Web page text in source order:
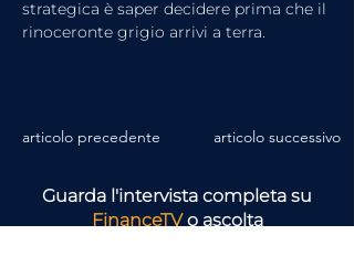
strategica è saper decidere prima che il
rinoceronte grigio arrivi a terra.
articolo precedente articolo successivo
Guarda l'intervista completa su
FinanceTVo ascolta